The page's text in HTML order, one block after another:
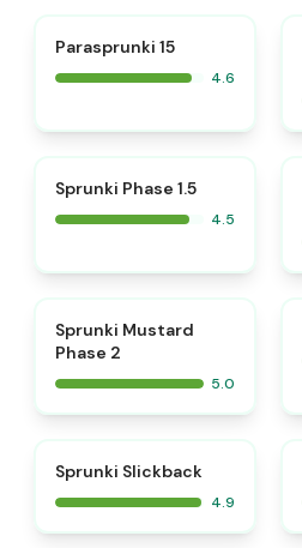
Parasprunki 15
4.6
Sprunki Phase 1.5
4.5
Sprunki Mustard
Phase 2
5.0
Sprunki Slickback
4.9